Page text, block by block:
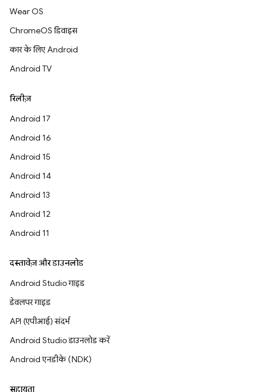
Wear OS
ChromeOS डिवाइस
कार के लिए Android
Android TV
रिलीज़
Android 17
Android 16
Android 15
Android 14
Android 13
Android 12
Android 11
दस्तावेज़ और डाउनलोड
Android Studio गाइड
डेवलपर गाइड
API (एपीआई) संदर्भ
Android Studio डाउनलोड करें
Android एनडीके (NDK)
सहायता